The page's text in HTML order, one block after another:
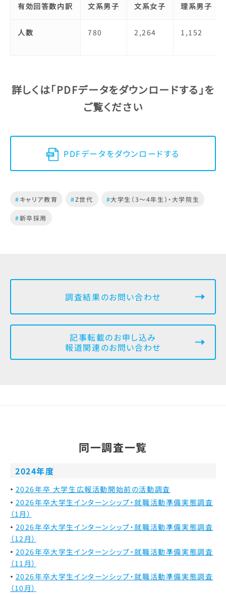
有効回答数内訳 文系男子 文系女子 理系男子
人数 780 2,264 1,152
詳しくは「PDFデータをダウンロードする」を
ご覧ください
PDFデータをダウンロードする
#キャリア教育 #Z世代 #大学生（3～4年生）・大学院生
#新卒採用
調査結果のお問い合わせ
記事転載のお申し込み
報道関連のお問い合わせ
同一調査一覧
2024年度
2026年卒 大学生広報活動開始前の活動調査
2026年卒大学生インターンシップ・就職活動準備実態調査
（1月）
2026年卒大学生インターンシップ・就職活動準備実態調査
（12月）
2026年卒大学生インターンシップ・就職活動準備実態調査
（11月）
2026年卒大学生インターンシップ・就職活動準備実態調査
（10月）